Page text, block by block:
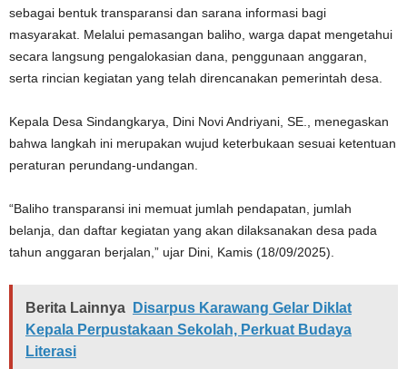
sebagai bentuk transparansi dan sarana informasi bagi
masyarakat. Melalui pemasangan baliho, warga dapat mengetahui
secara langsung pengalokasian dana, penggunaan anggaran,
serta rincian kegiatan yang telah direncanakan pemerintah desa.
Kepala Desa Sindangkarya, Dini Novi Andriyani, SE., menegaskan
bahwa langkah ini merupakan wujud keterbukaan sesuai ketentuan
peraturan perundang-undangan.
“Baliho transparansi ini memuat jumlah pendapatan, jumlah
belanja, dan daftar kegiatan yang akan dilaksanakan desa pada
tahun anggaran berjalan,” ujar Dini, Kamis (18/09/2025).
Berita Lainnya
Disarpus Karawang Gelar Diklat
Kepala Perpustakaan Sekolah, Perkuat Budaya
Literasi